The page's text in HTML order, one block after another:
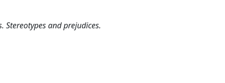
Stereotypes and prejudices.